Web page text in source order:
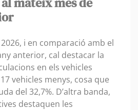
i en comparació amb el
anterior, cal destacar la
en els vehicles
17 vehicles menys, cosa que
del 32,7%. D’altra banda,
destaquen les